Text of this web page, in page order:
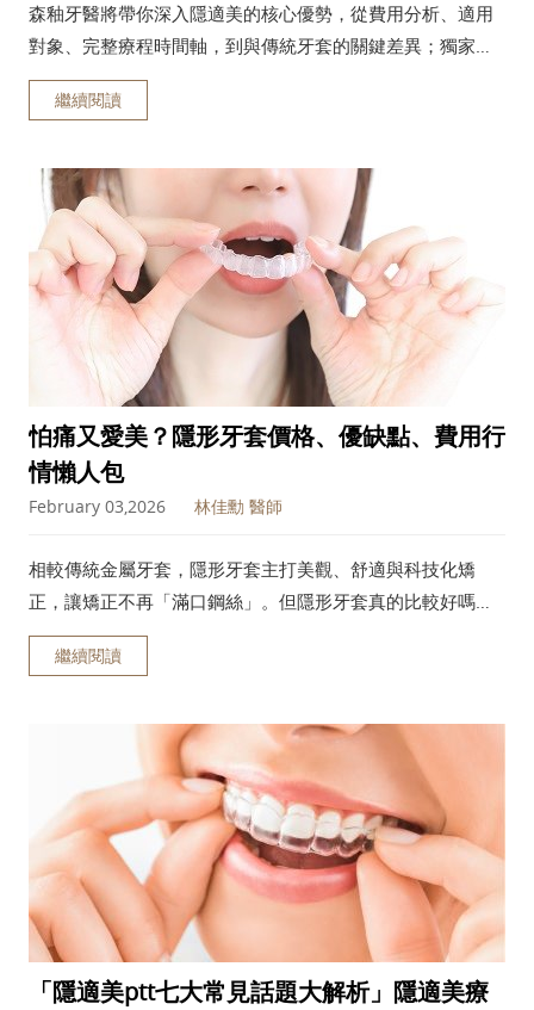
森釉牙醫將帶你深入隱適美的核心優勢，從費用分析、適用
對象、完整療程時間軸，到與傳統牙套的關鍵差異；獨家揭
露挑選隱適美診所的3大黃金準則，還分享矯正案例前後對
比！無論你正在猶豫或已決定好矯正，這篇隱適美必看的一
繼續閱讀
怕痛又愛美？隱形牙套價格、優缺點、費用行
情懶人包
February 03,2026 林佳勳 醫師
相較傳統金屬牙套，隱形牙套主打美觀、舒適與科技化矯
正，讓矯正不再「滿口鋼絲」。但隱形牙套真的比較好嗎？
價格為何落差這麼大？是否人人都適合？本文將從隱形牙套
的優缺點、費用組成與實際行情切入，幫助你在預算與效果
繼續閱讀
「隱適美ptt七大常見話題大解析」隱適美療